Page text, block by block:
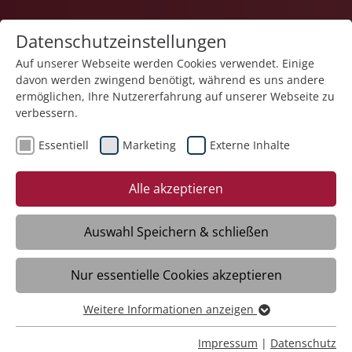
17.03.2025
65 Jahre Liebe und
Zusammenhalt
Böblingen - Am 7. März 2025 feierten
Elisabeth und Stefan Feltmann im Haus
der Pflege St. Hildegard der Stiftung
Liebenau in Böblingen ihren 65.
Hochzeitstag. Dieses seltene Jubiläum der
Datenschutzeinstellungen
Auf unserer Webseite werden Cookies verwendet. Einige
davon werden zwingend benötigt, während es uns andere
ermöglichen, Ihre Nutzererfahrung auf unserer Webseite zu
verbessern.
Essentiell Marketing Externe Inhalte
Alle akzeptieren
Auswahl Speichern & schließen
Nur essentielle Cookies akzeptieren
Essentiell
Essentielle Cookies werden für grundlegende Funktionen
Weitere Informationen anzeigen
Impressum | Datenschutz